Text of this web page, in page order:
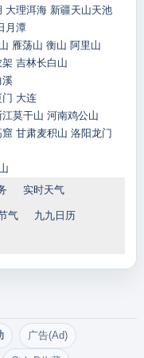
大理洱海 新疆天山天池
月潭
雁荡山 衡山 阿里山
架 吉林长白山
溪
门 大连
江莫干山 河南鸡公山
窟 甘肃麦积山 洛阳龙门
实时天气
气 九九日历
广告(Ad)